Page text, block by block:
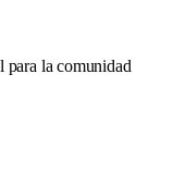
para la comunidad